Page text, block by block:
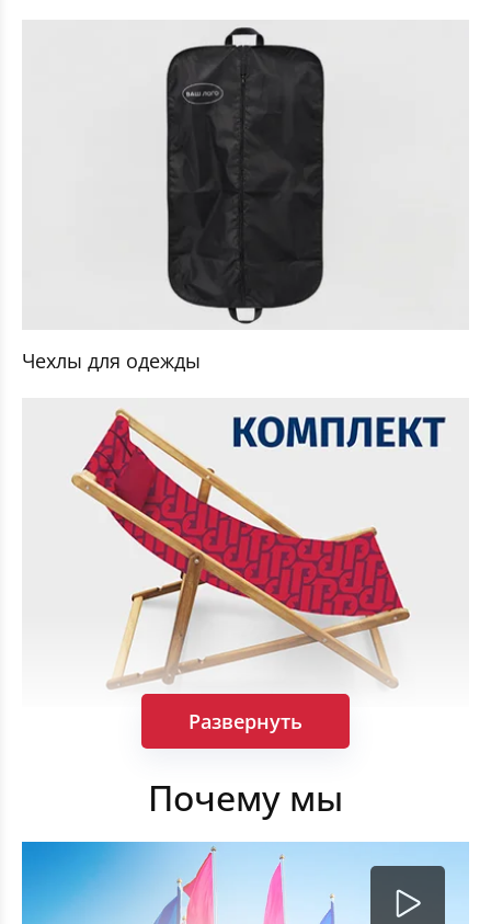
Чехлы для одежды
Шезлонги в сборе: каркасы и чехлы
Развернуть
Почему мы